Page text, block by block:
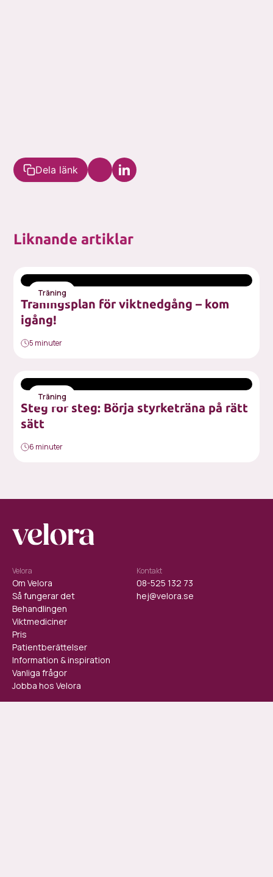
Dela länk
Liknande artiklar
Träning
Träningsplan för viktnedgång – kom
igång!
5 minuter
Träning
Steg för steg: Börja styrketräna på rätt
sätt
6 minuter
Velora
Om Velora
Så fungerar det
Behandlingen
Viktmediciner
Pris
Patientberättelser
Information & inspiration
Vanliga frågor
Jobba hos Velora
Kontakt
08-525 132 73
hej@velora.se